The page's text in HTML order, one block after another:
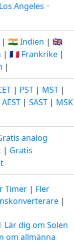
Los Angeles ·
| 🇮🇳 Indien | 🇬🇧
| 🇫🇷 Frankrike |
|
| PST | MST |
AEST | SAST | MSK
analog
| Gratis
Timer | Fler
|
dig om Solen
om allmänna